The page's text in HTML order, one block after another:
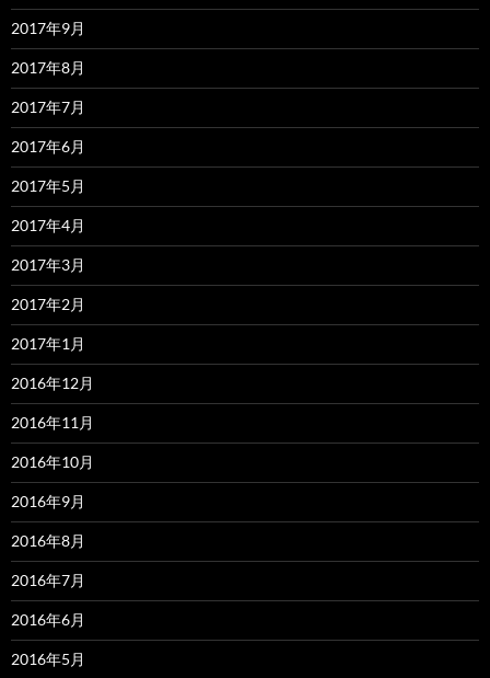
2017年9月
2017年8月
2017年7月
2017年6月
2017年5月
2017年4月
2017年3月
2017年2月
2017年1月
2016年12月
2016年11月
2016年10月
2016年9月
2016年8月
2016年7月
2016年6月
2016年5月